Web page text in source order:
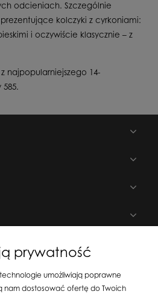
odcieniach. Szczególnie
kolczyki z cyrkoniami:
i oczywiście klasycznie – z
najpopularniejszego 14-
prywatność
umożliwiają poprawne
nam dostosować ofertę do Twoich